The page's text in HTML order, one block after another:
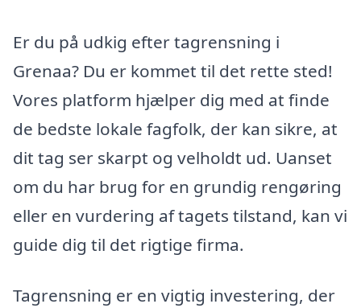
Er du på udkig efter tagrensning i
Grenaa? Du er kommet til det rette sted!
Vores platform hjælper dig med at finde
de bedste lokale fagfolk, der kan sikre, at
dit tag ser skarpt og velholdt ud. Uanset
om du har brug for en grundig rengøring
eller en vurdering af tagets tilstand, kan vi
guide dig til det rigtige firma.
Tagrensning er en vigtig investering, der